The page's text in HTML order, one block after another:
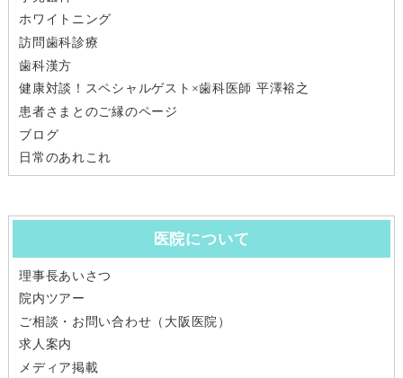
ホワイトニング
訪問歯科診療
歯科漢方
健康対談！スペシャルゲスト×歯科医師 平澤裕之
患者さまとのご縁のページ
ブログ
日常のあれこれ
医院について
理事長あいさつ
院内ツアー
ご相談・お問い合わせ（大阪医院）
求人案内
メディア掲載